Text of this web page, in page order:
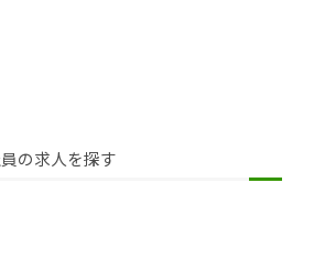
の求人を探す